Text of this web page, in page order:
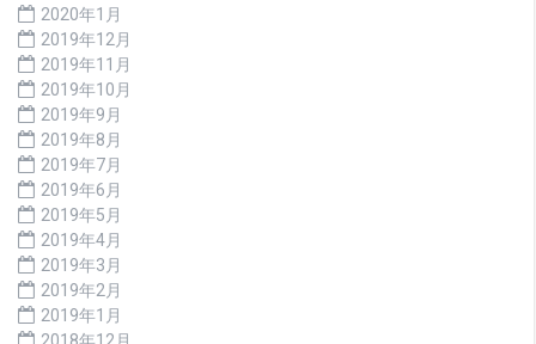
2020年1月
2019年12月
2019年11月
2019年10月
2019年9月
2019年8月
2019年7月
2019年6月
2019年5月
2019年4月
2019年3月
2019年2月
2019年1月
2018年12月